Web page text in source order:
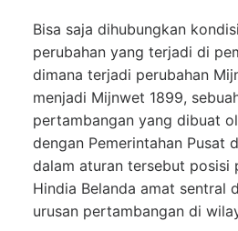
Bisa saja dihubungkan
perubahan yang terjadi di
dimana terjadi perubahan
menjadi Mijnwet 1899,
pertambangan yang dibuat
dengan Pemerintahan Pusat
dalam aturan tersebut posisi
Hindia Belanda amat sentral
urusan pertambangan di